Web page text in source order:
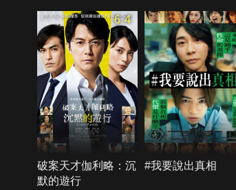
6.4
破案天才伽利略：沉
默的遊行
#我要說出真相